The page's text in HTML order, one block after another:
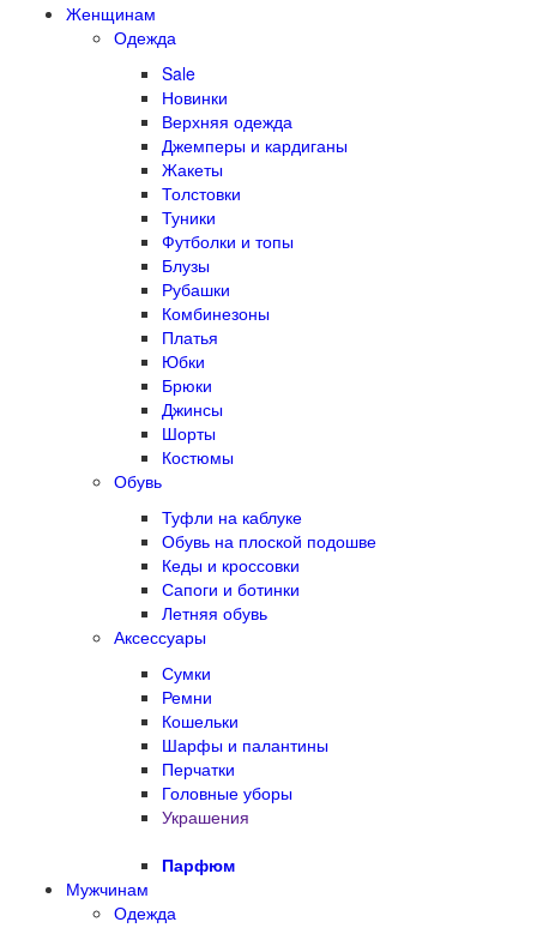
Женщинам
Одежда
Sale
Новинки
Верхняя одежда
Джемперы и кардиганы
Жакеты
Толстовки
Туники
Футболки и топы
Блузы
Рубашки
Комбинезоны
Платья
Юбки
Брюки
Джинсы
Шорты
Костюмы
Обувь
Туфли на каблуке
Обувь на плоской подошве
Кеды и кроссовки
Сапоги и ботинки
Летняя обувь
Аксессуары
Сумки
Ремни
Кошельки
Шарфы и палантины
Перчатки
Головные уборы
Украшения
Парфюм
Мужчинам
Одежда